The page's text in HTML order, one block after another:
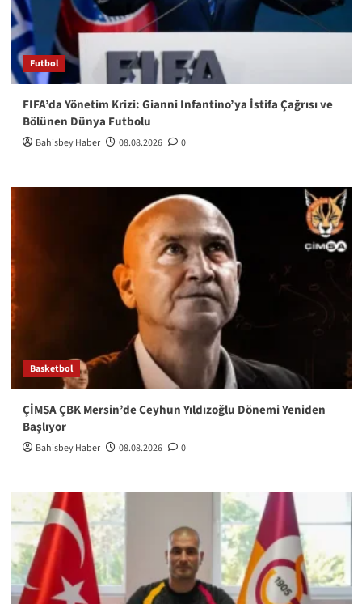
Futbol
FIFA’da Yönetim Krizi: Gianni Infantino’ya İstifa Çağrısı ve
Bölünen Dünya Futbolu
Bahisbey Haber 08.08.2026 0
Basketbol
ÇİMSA ÇBK Mersin’de Ceyhun Yıldızoğlu Dönemi Yeniden
Başlıyor
Bahisbey Haber 08.08.2026 0